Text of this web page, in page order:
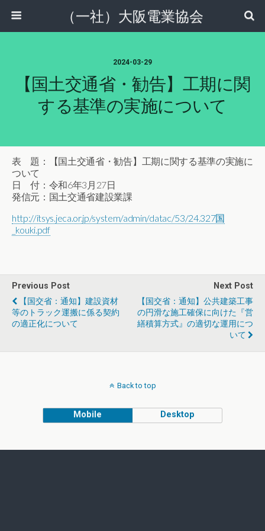
（一社）大阪電業協会
2024-03-29
【国土交通省・勧告】工期に関
する基準の実施について
表 題：【国土交通省・勧告】工期に関する基準の実施に
ついて
日 付：令和6年3月27日
発信元：国土交通省建設業課
http://itsys.jeca.or.jp/system/admin/datac/53/24.327国
_kouki.pdf
Previous Post
【国交省：通知】建設資材
等のトラック運搬に係る契約
の適正化について
Next Post
【国交省：通知】公共建築工事
の円滑な施工確保に向けた『営
繕積算方式』の適切な運用につ
いて
Back to top
Mobile Desktop